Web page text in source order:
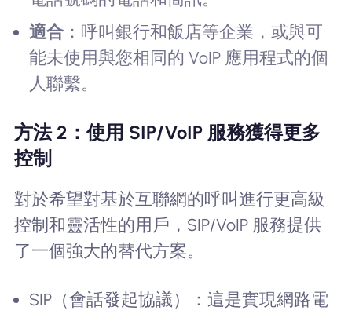
適合 ：呼叫銀行和飯店等企業，或與可
能未使用與您相同的 VoIP 應用程式的個
人聯繫。
方法 2：使用 SIP/VoIP 服務獲得更多
控制
對於希望對基於互聯網的呼叫進行更高級
控制和靈活性的用戶，SIP/VoIP 服務提供
了一個強大的替代方案。
SIP（會話發起協議）：這是實現網路電